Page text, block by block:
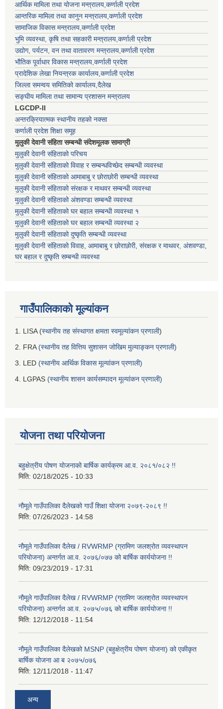
आर्थिक मामिला तथा योजना मन्त्रालय,कर्णाली प्रदेश
आन्तरिक मामिला तथा कानुन मन्त्रालय,कर्णाली प्रदेश
सामाजिक विकास मन्त्रालय,कर्णाली प्रदेश
भुमि व्यवस्था, कृषि तथा सहकारी मन्त्रालय,कर्णाली प्रदेश
उद्योग, पर्यटन, वन तथा वातावरण मन्त्रालय,कर्णाली प्रदेश
भौतिक पूर्वाधार विकास मन्त्रालय,कर्णाली प्रदेश
प्रादेशिक लेखा नियन्त्रक कार्यालय,कर्णाली प्रदेश
जिल्ला समन्वय समितिको कार्यालय,दैलेख
सङ्घीय मामिला तथा सामान्य प्रशासन मन्त्रालय
LGCDP-II
अन्तरक्रियात्मक स्थानीय तहको नक्सा
कर्णाली प्रदेश शिक्षा समूह
मुलुकी देवानी संहिता सम्बन्धी संदेशमूलक सामाग्री
मुलुकी देवानी संहिताको परिचय
मुलुकी देवानी संहिताको विवाह र सम्बन्धविच्छेद सम्बन्धी व्यवस्था
मुलुकी देवानी संहिताको आमाबाबु र छोराछोरी सम्बन्धी व्यवस्था
मुलुकी देवानी संहिताको संरक्षक र माथवर सम्बन्धी व्यवस्था
मुलुकी देवानी संहिताको अंशवण्डा सम्बन्धी व्यवस्था
मुलुकी देवानी संहिताको घर बहाल सम्बन्धी व्यवस्था १
मुलुकी देवानी संहिताको घर बहाल सम्बन्धी व्यवस्था २
मुलुकी देवानी संहिताको दुष्कृति सम्बन्धी व्यवस्था
मुलुकी देवानी संहिताको विवाह, आमाबाबु र छोराछोरी, संरक्षक र माथवर, अंशवण्डा,
घर बहाल र दुष्कृति सम्बन्धी व्यवस्था
गाउँपालिकाको मूल्यांकन
1. LISA (स्थानीय तह संस्थागत क्षमता स्वमूल्यांकन प्रणाली)
2. FRA(स्थानीय तह वित्तिय सुशासन जोखिम मुल्याङ्कन प्रणाली)
3. LED (स्थानीय आर्थिक विकास मूल्यांकन प्रणाली)
4. LGPAS (स्थानीय शासन कार्यसम्पादन मूल्यांकन प्रणाली)
योजना तथा परियोजना
बहुक्षेत्रीय पोषण योजनाको बार्षिक कार्यक्रम आ.व. २०८१/०८२ !!
मिति: 02/18/2025 - 10:33
नौमूले गाउँपालिका दैलेखको गाउँ शिक्षा योजना २०७९-२०८९ !!
मिति: 07/26/2023 - 14:58
नौमूले गाउँपालिका दैलेख / RVWRMP (ग्रामिण जलश्रोत व्यवस्थापन
परियोजना) अन्तर्गत आ.व. २०७६/०७७ को बार्षिक कार्ययोजना !!
मिति: 09/23/2019 - 17:31
नौमूले गाउँपालिका दैलेख / RVWRMP (ग्रामिण जलश्रोत व्यवस्थापन
परियोजना) अन्तर्गत आ.व. २०७५/०७६ को बार्षिक कार्ययोजना !!
मिति: 12/12/2018 - 11:54
नौमूले गाउँपालिका दैलेखको MSNP (बहुक्षेत्रीय पोषण योजना) को एकीकृत
बार्षिक योजना आ ब २०७५/o७६
मिति: 12/11/2018 - 11:47
अन्य